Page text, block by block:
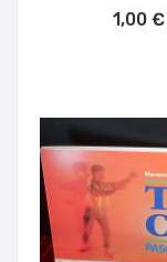
1,00 €